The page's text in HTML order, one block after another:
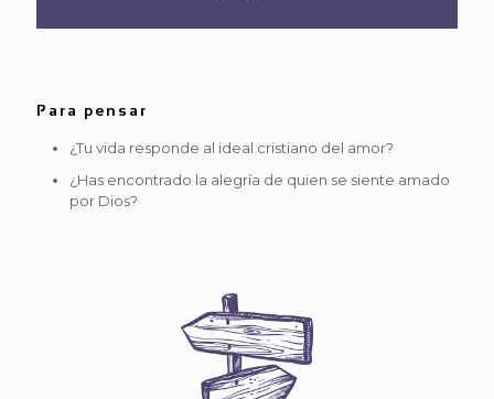
Para pensar
¿Tu vida responde al ideal cristiano del amor?
¿Has encontrado la alegría de quien se siente amado
por Dios?